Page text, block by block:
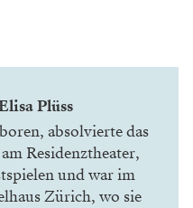
Plüss
absolvierte das
Residenztheater,
und war im
Zürich, wo sie